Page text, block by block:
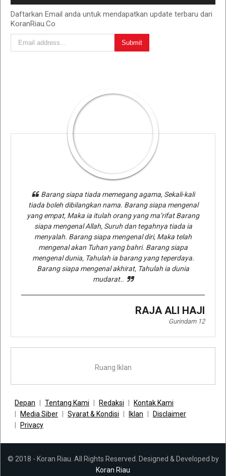
Daftarkan Email anda untuk mendapatkan update terbaru dari
KoranRiau.Co
Barang siapa tiada memegang agama, Sekali-kali
tiada boleh dibilangkan nama. Barang siapa mengenal
yang empat, Maka ia itulah orang yang ma’rifat Barang
siapa mengenal Allah, Suruh dan tegahnya tiada ia
menyalah. Barang siapa mengenal diri, Maka telah
mengenal akan Tuhan yang bahri. Barang siapa
mengenal dunia, Tahulah ia barang yang teperdaya.
Barang siapa mengenal akhirat, Tahulah ia dunia
mudarat..
RAJA ALI HAJI
Gurindam 12
Ruang Iklan
Depan Tentang Kami Redaksi
Kontak Kami
Media Siber
Syarat & Kondisi Iklan
Disclaimer
Privacy
© 2018 - Koran Riau. All Rights Reserved. Designed & Developed by
Koran Riau